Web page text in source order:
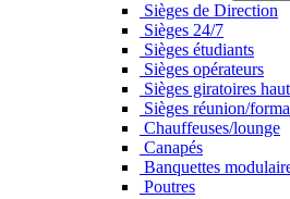
Sièges de Direction
Sièges 24/7
Sièges étudiants
Sièges opérateurs
Sièges giratoires
Sièges réunion/
Chauffeuses/lounge
Canapés
Banquettes
Poutres